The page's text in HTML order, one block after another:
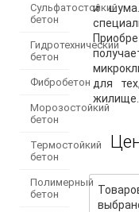
Сульфатостойкий
бетон
Гидротехнический
бетон
Фибробетон
Морозостойкий
бетон
Термостойкий
бетон
Полимерный
бетон
и
для
жилище.